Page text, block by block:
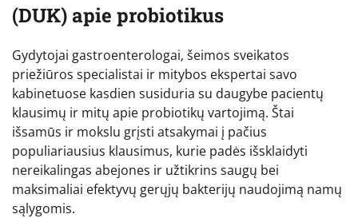
(DUK) apie probiotikus
Gydytojai gastroenterologai, šeimos sveikatos
priežiūros specialistai ir mitybos ekspertai savo
kabinetuose kasdien susiduria su daugybe pacientų
klausimų ir mitų apie probiotikų vartojimą. Štai
išsamūs ir mokslu grįsti atsakymai į pačius
populiariausius klausimus, kurie padės išsklaidyti
nereikalingas abejones ir užtikrins saugų bei
maksimaliai efektyvų gerųjų bakterijų naudojimą namų
sąlygomis.